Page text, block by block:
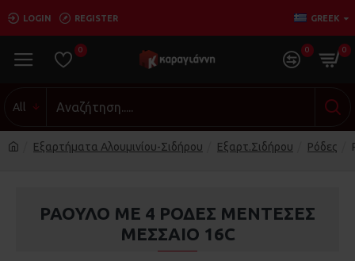
LOGIN REGISTER GREEK
0 0 0
All
Εξαρτήματα Αλουμινίου-Σιδήρου Εξαρτ.Σιδήρου Ρόδες
ΡΑΟΥΛΟ ΜΕ 4 ΡΟΔΕΣ ΜΕΝΤΕΣΕΣ
ΜΕΣΣΑΙΟ 16C